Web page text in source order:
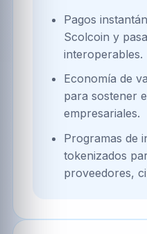
Pagos
Scolcoin y
interoperables.
Economía de
para sostener
empresariales.
Programas de
tokenizados
proveedores,